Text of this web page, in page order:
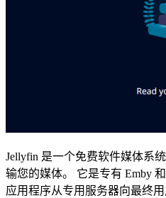
Jellyfin 是一个免费软件媒体系
输您的媒体。 它是专有 Emby
应用程序从专用服务器向最终